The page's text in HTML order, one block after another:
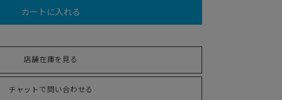
カートに入れる
店舗在庫を見る
チャットで問い合わせる